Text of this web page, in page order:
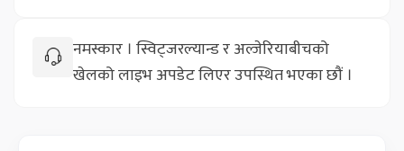
नमस्कार । स्विट्जरल्यान्ड र अल्जेरियाबीचको
खेलको लाइभ अपडेट लिएर उपस्थित भएका छौं ।